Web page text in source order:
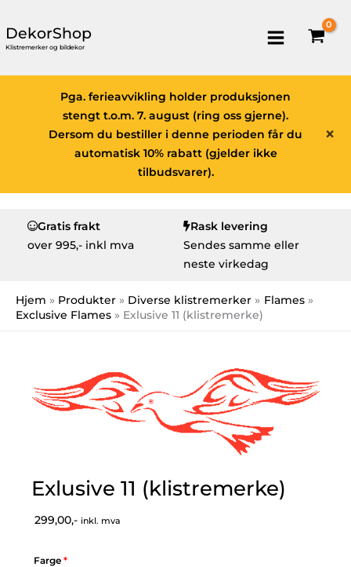
DekorShop
Klistremerker og bildekor
×
Pga. ferieavvikling holder produksjonen
stengt t.o.m. 7. august (ring oss gjerne).
Dersom du bestiller i denne perioden får du
automatisk 10% rabatt (gjelder ikke
tilbudsvarer).
Gratis frakt
over 995,- inkl mva
Rask levering
Sendes samme eller
neste virkedag
Hjem Produkter Diverse klistremerker
Flames
Exclusive Flames
Exlusive 11 (klistremerke)
Exlusive 11 (klistremerke)
299,00,- inkl. mva
Farge *